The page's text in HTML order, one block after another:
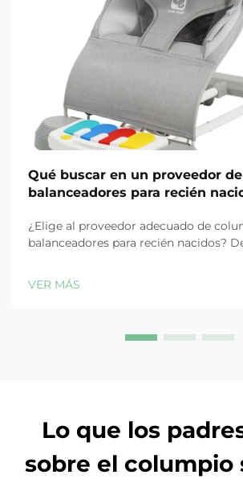
Qué buscar en un proveedor
balanceadores para recién
¿Elige al proveedor adecuado de
balanceadores para recién nacidos?
que garantizan la excelencia en
Solicite hoy una lista de verificación
VER MÁS
Lo que los
sobre el columpio